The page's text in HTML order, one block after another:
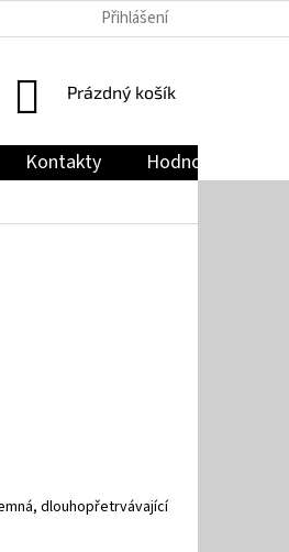
JAK NAKUPOVAT
Přihlášení
NÁKUPNÍ
Prázdný košík
Kontakty Hodnocení
dlouhopřetrvávající